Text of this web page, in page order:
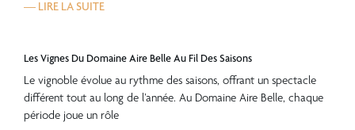
— LIRE LA SUITE
Les Vignes Du Domaine Aire Belle Au Fil Des Saisons
Le vignoble évolue au rythme des saisons, offrant un spectacle
différent tout au long de l’année. Au Domaine Aire Belle, chaque
période joue un rôle